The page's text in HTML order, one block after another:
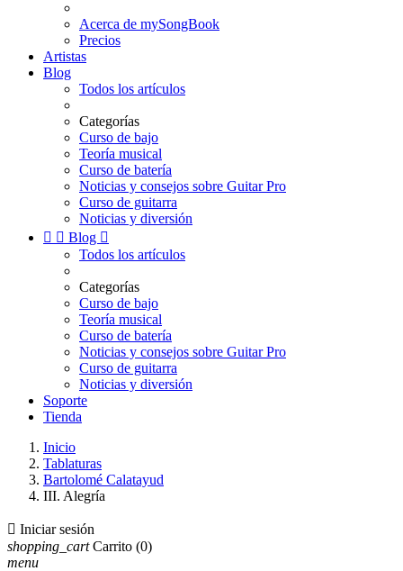
Acerca de mySongBook
Precios
Artistas
Blog
Todos los artículos
Categorías
Curso de bajo
Teoría musical
Curso de batería
Noticias y consejos sobre Guitar Pro
Curso de guitarra
Noticias y diversión
  Blog 
Todos los artículos
Categorías
Curso de bajo
Teoría musical
Curso de batería
Noticias y consejos sobre Guitar Pro
Curso de guitarra
Noticias y diversión
Soporte
Tienda
Inicio
Tablaturas
Bartolomé Calatayud
III. Alegría
 Iniciar sesión
shopping_cart Carrito (0)
menu